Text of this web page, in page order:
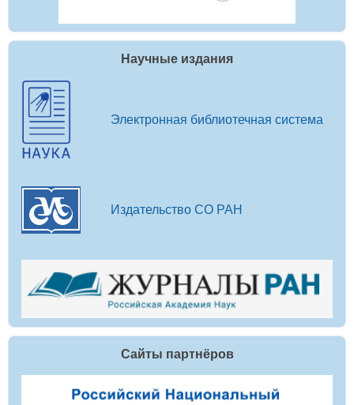
Научные издания
Электронная библиотечная система
Издательство СО РАН
Сайты партнёров